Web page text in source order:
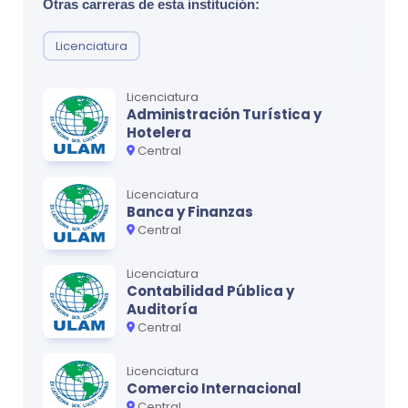
Otras carreras de esta institución:
Licenciatura
Licenciatura
Administración Turística y
Hotelera
Central
Licenciatura
Banca y Finanzas
Central
Licenciatura
Contabilidad Pública y
Auditoría
Central
Licenciatura
Comercio Internacional